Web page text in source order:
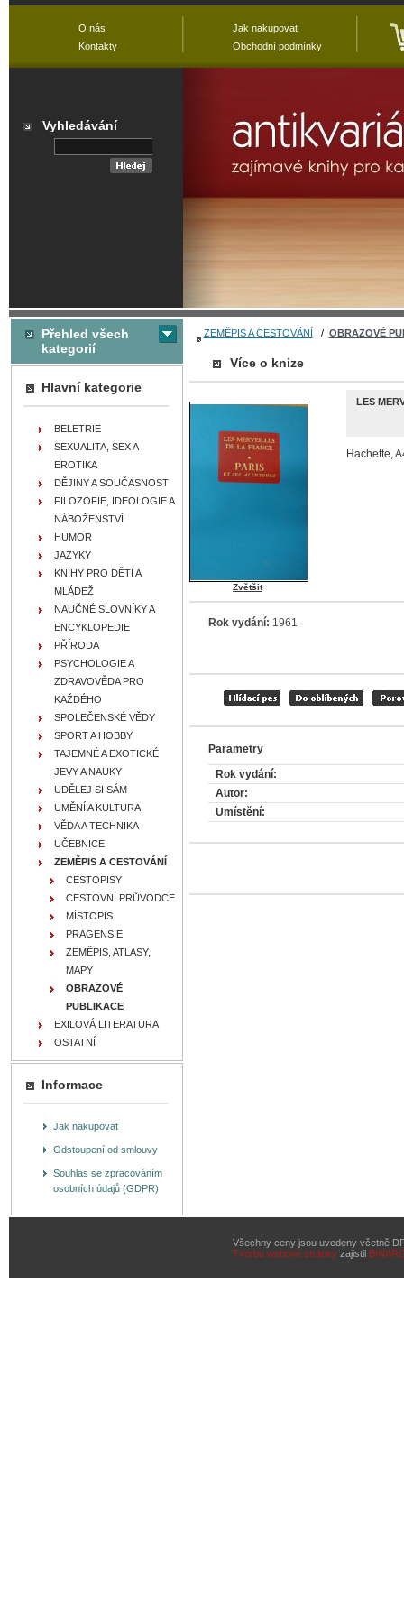
ZEMĚPIS A CESTOVÁNÍ / OBRAZOVÉ
Více o knize
Zvětšit
LES
Hachette,
Rok vydání: 1961
Parametry
Rok vydání:
Autor:
Umístění:
Přehled všech
kategorií
Hlavní kategorie
BELETRIE
SEXUALITA, SEX A
EROTIKA
DĚJINY A SOUČASNOST
FILOZOFIE, IDEOLOGIE A
NÁBOŽENSTVÍ
HUMOR
JAZYKY
KNIHY PRO DĚTI A
MLÁDEŽ
NAUČNÉ SLOVNÍKY A
ENCYKLOPEDIE
PŘÍRODA
PSYCHOLOGIE A
ZDRAVOVĚDA PRO
KAŽDÉHO
SPOLEČENSKÉ VĚDY
SPORT A HOBBY
TAJEMNÉ A EXOTICKÉ
JEVY A NAUKY
UDĚLEJ SI SÁM
UMĚNÍ A KULTURA
VĚDA A TECHNIKA
UČEBNICE
ZEMĚPIS A CESTOVÁNÍ
CESTOPISY
CESTOVNÍ PRŮVODCE
MÍSTOPIS
PRAGENSIE
ZEMĚPIS, ATLASY,
MAPY
OBRAZOVÉ
PUBLIKACE
EXILOVÁ LITERATURA
OSTATNÍ
Informace
Jak nakupovat
Odstoupení od smlouvy
Souhlas se zpracováním
osobních údajů (GDPR)
Všechny ceny jsou uvedeny včetně
Tvorbu webové stránkyzajistil
O nás
Kontakty
Jak nakupovat
Obchodní podmínky
Vyhledávání